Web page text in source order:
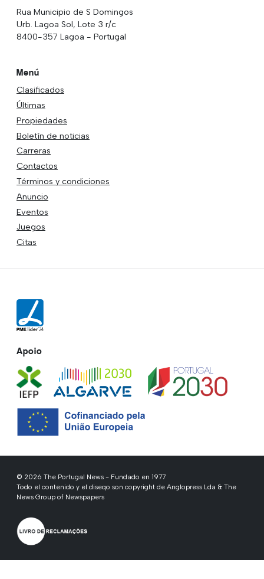
Rua Municipio de S Domingos
Urb. Lagoa Sol, Lote 3 r/c
8400-357 Lagoa - Portugal
Menú
Clasificados
Últimas
Propiedades
Boletín de noticias
Carreras
Contactos
Términos y condiciones
Anuncio
Eventos
Juegos
Citas
Apoio
© 2026 The Portugal News - Fundado en 1977
Todo el contenido y el diseqo son copyright de Anglopress Lda & The
News Group of Newspapers